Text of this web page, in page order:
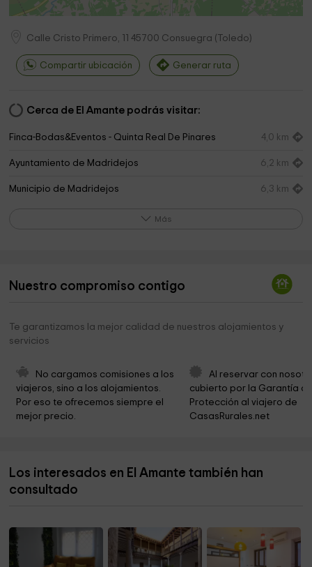
Calle Cristo Primero, 11 45700 Consuegra ( Toledo)
Compartir ubicación Generar ruta
Cerca de El Amante podrás visitar:
Finca-Bodas&Eventos - Quinta Real De Pinares 4,0 km
Ayuntamiento de Madridejos 6,2 km
Municipio de Madridejos 6,3 km
Saffron and Ethnographic Museum
Salón Del Reino 7,0 km
Más
Nuestro compromiso contigo
Te garantizamos la mejor calidad de nuestros alojamientos y
servicios
No cargamos comisiones a los
viajeros, sino a los alojamientos.
Por eso te ofrecemos siempre el
mejor precio.
Al reservar con
cubierto por la Garantía
Protección al viajero de
CasasRurales.net
Los interesados en El Amante también han
consultado